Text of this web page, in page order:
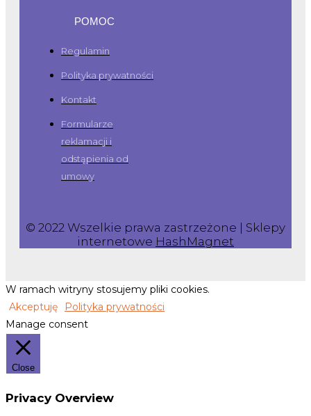
POMOC
Regulamin
Polityka prywatności
Kontakt
Formularze
reklamacji i
odstąpienia od
umowy
© 2022 Wszelkie prawa zastrzeżone | Sklepy
internetowe HashMagnet
W ramach witryny stosujemy pliki cookies.
Akceptuję
Polityka prywatności
Manage consent
Close
Privacy Overview